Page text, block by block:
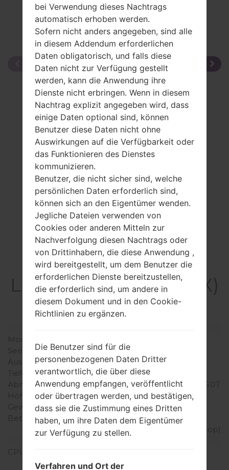
Spezifikation
LGH631MX(LGH631MX)
akaLG G Stylo
Modell
Serie
LG G Stylo
Ausgabe
Mai, 2015
Tiefe
9.6 millimeter (0.38 Zoll)
Abmessungen (Breite /
Höhe)
154.3 x 79.2 millimeter (6.07
x 3.12 Zoll)
Gewicht
163 gramm (5.75 unzen)
Betriebssystem
Android 5.0 (Lollipop),
aktualisiert auf 5.1 (Lollipop)
CPU
Qualcomm MSM8916
bei Verwendung dieses Nachtrags
automatisch erhoben werden.
Sofern nicht anders angegeben, sind alle
in diesem Addendum erforderlichen
Daten obligatorisch, und falls diese
Daten nicht zur Verfügung gestellt
werden, kann die Anwendung ihre
Dienste nicht erbringen. Wenn in diesem
Nachtrag explizit angegeben wird, dass
einige Daten optional sind, können
Benutzer diese Daten nicht ohne
Auswirkungen auf die Verfügbarkeit oder
das Funktionieren des Dienstes
kommunizieren.
Benutzer, die nicht sicher sind, welche
persönlichen Daten erforderlich sind,
können sich an den Eigentümer wenden.
Jegliche Dateien verwenden von
Cookies oder anderen Mitteln zur
Nachverfolgung diesen Nachtrags oder
von Drittinhabern, die diese Anwendung ,
wird bereitgestellt, um dem Benutzer die
erforderlichen Dienste bereitzustellen,
die erforderlich sind, um andere in
diesem Dokument und in den Cookie-
Richtlinien zu ergänzen.
Die Benutzer sind für die
personenbezogenen Daten Dritter
verantwortlich, die über diese
Anwendung empfangen, veröffentlicht
oder übertragen werden, und bestätigen,
dass sie die Zustimmung eines Dritten
haben, um ihre Daten dem Eigentümer
zur Verfügung zu stellen.
Verfahren und Ort der